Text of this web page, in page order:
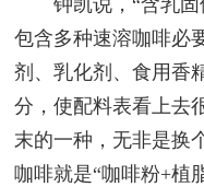
包含多种速溶咖啡必
剂、乳化剂、食用香
分，使配料表看上去
末的一种，无非是换
咖啡就是“咖啡粉+植